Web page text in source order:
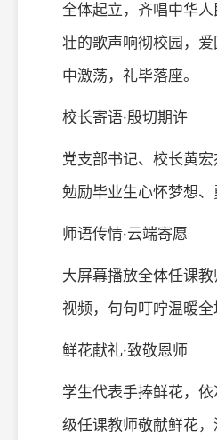
全体起立，齐唱中华
壮的歌声响彻校园，
中激荡，礼毕落座。
校长寄语·殷切期许
党支部书记、校长黄宏
勉励毕业生心怀梦想、
师语传情·云端寄愿
大屏幕播放全体任课
视频，句句叮咛温暖全
鲜花献礼·致敬恩师
学生代表手捧鲜花，
级任课教师敬献鲜花